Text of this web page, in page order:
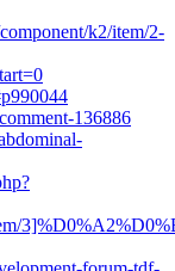
k2/item/2-
136886